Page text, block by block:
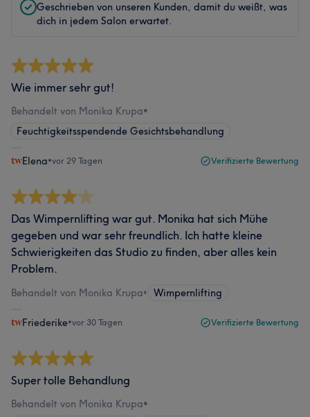
Geschrieben von unseren Kunden, damit du weißt, was
dich in jedem Salon erwartet.
Wie immer sehr gut!
Behandelt von Monika Krupa•
Feuchtigkeitsspendende Gesichtsbehandlung
Elena•vor 29 Tagen Verifizierte Bewertung
Das Wimpernlifting war gut. Monika hat sich Mühe
gegeben und war sehr freundlich. Ich hatte kleine
Schwierigkeiten das Studio zu finden, aber alles kein
Problem.
Behandelt von Monika Krupa• Wimpernlifting
Friederike•vor 30 Tagen Verifizierte Bewertung
Super tolle Behandlung
Behandelt von Monika Krupa•